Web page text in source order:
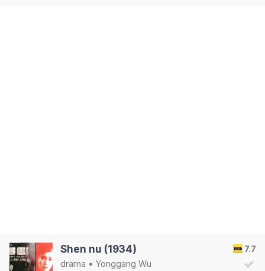
7.7
Shen nu (1934)
drama • Yonggang Wu